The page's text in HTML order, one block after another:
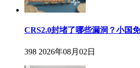
CRS2.0封堵了哪些漏洞？小国
398 2026年08月02日